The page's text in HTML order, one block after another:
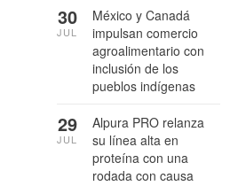
México y Canadá
impulsan comercio
agroalimentario con
inclusión de los
pueblos indígenas
30
JUL
Alpura PRO relanza
su línea alta en
proteína con una
rodada con causa
29
JUL